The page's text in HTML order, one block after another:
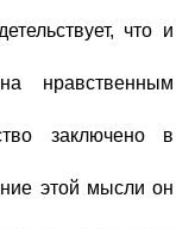
что и
нравственным
заключено в
этой мысли он